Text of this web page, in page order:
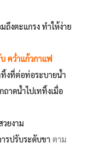
ถึงตะแกรง ทำให้ง่าย
คว่ำแก้วกาแฟ
งที่ต่อท่อระบายน้ำ
าดน้ำไปเททิ้งเมื่อ
วยงาม
ารปรับระดับขา ตาม